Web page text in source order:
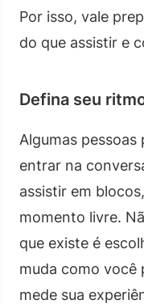
Por isso, vale
do que assistir e
Defina seu
Algumas
entrar na
assistir em
momento livre.
que existe é
muda como você
mede sua